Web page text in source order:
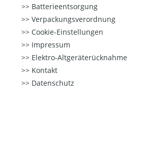
Batterieentsorgung
Verpackungsverordnung
Cookie-Einstellungen
Impressum
Elektro-Altgeräterücknahme
Kontakt
Datenschutz